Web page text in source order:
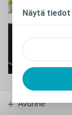
Näytä tiedot
Avanne